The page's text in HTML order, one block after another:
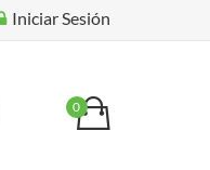
Iniciar Sesión
0